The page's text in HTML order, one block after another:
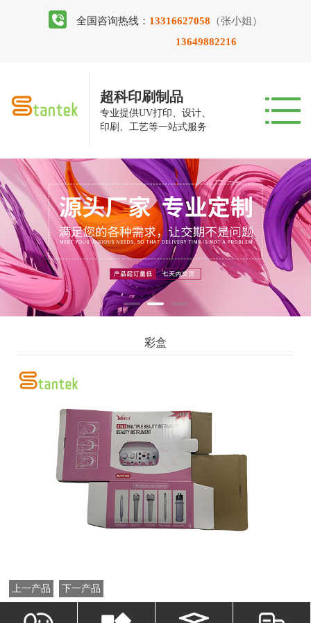
全国咨询热线： 13316627058 （张小姐）
13649882216
超科印刷制品
专业提供UV打印、设计、
印刷、工艺等一站式服务
彩盒
上一产品 下一产品